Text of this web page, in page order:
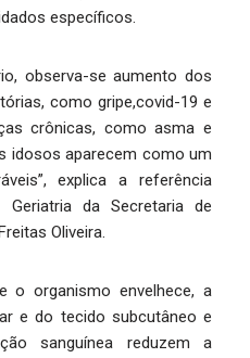
específicos.
observa-se aumento dos
como gripe,covid-19 e
crônicas, como asma e
idosos aparecem como um
explica a referência
da Secretaria de
Oliveira.
o organismo envelhece, a
e do tecido subcutâneo e
sanguínea reduzem a